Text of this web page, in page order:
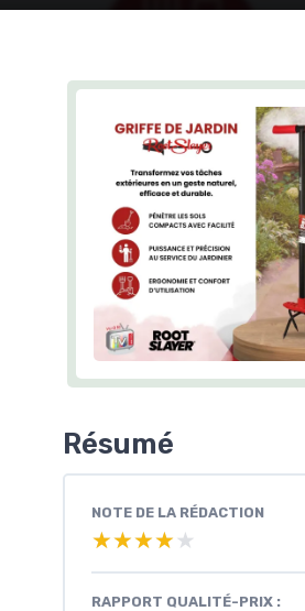
Résumé
NOTE DE LA RÉDACTION
★★★★★
★★★★★
RAPPORT QUALITÉ-PRIX :